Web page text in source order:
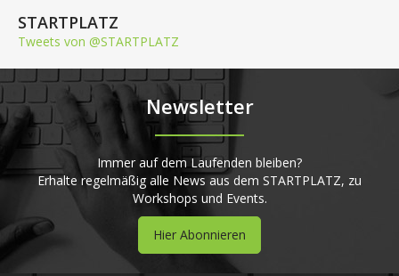
STARTPLATZ
Tweets von @STARTPLATZ
Newsletter
Immer auf dem Laufenden bleiben?
Erhalte regelmäßig alle News aus dem STARTPLATZ, zu
Workshops und Events.
Hier Abonnieren